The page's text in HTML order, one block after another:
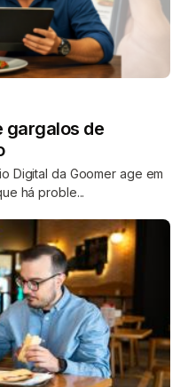
gargalos de
Digital da Goomer age em
há proble...